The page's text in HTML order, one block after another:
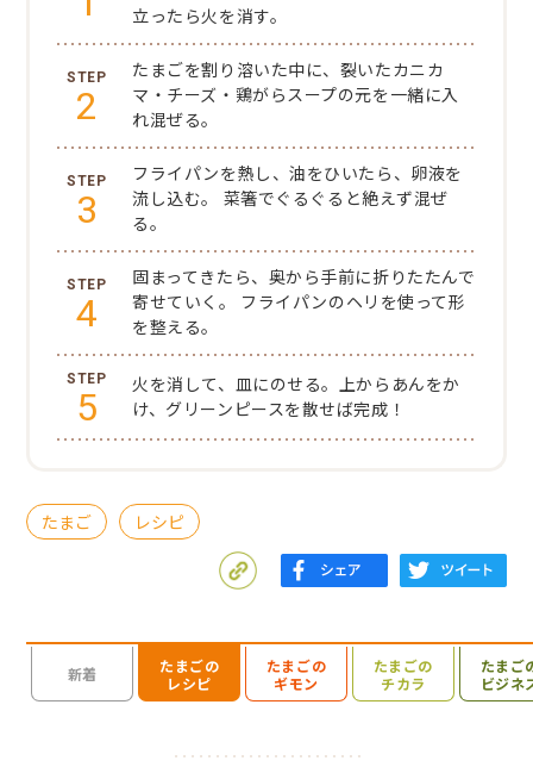
立ったら火を消す。
2
たまごを割り溶いた中に、裂いたカニカ
マ・チーズ・鶏がらスープの元を一緒に入
れ混ぜる。
3
フライパンを熱し、油をひいたら、卵液を
流し込む。
菜箸でぐるぐると絶えず混ぜ
る。
4
固まってきたら、奥から手前に折りたたんで
寄せていく。
フライパンのヘリを使って形
を整える。
5
火を消して、皿にのせる。上からあんをか
け、グリーンピースを散せば完成！
たまご レシピ
新着
たまごの
レシピ
たまごの
ギモン
たまごの
チカラ
たまご
ビジネ
検索を開く